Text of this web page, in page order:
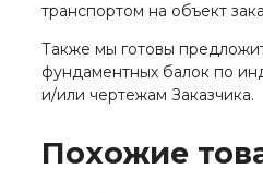
транспортом на объект
Также мы готовы
фундаментных балок по
и/или чертежам Заказчика.
Похожие